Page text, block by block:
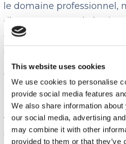
This website uses cookies
We use cookies to personalise
provide social media features
We also share information
our social media, advertising
may combine it with other
provided to them or that
le domaine professionnel,
d’autres aspects de la vie,
d’un logement ou même
sportifs ou culturels.
Contactez vos anciens
participez à des
pour obtenir des
très bon moyen pour vous
concurrence !